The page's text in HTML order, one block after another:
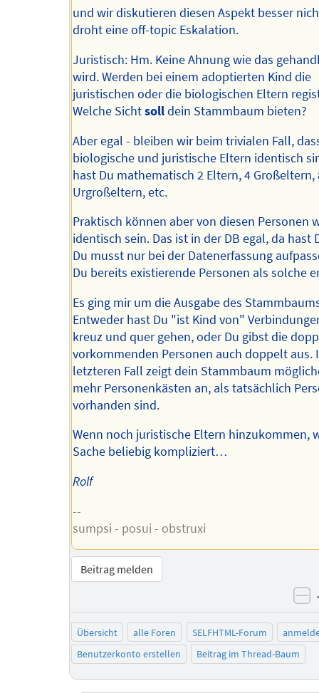
und wir diskutieren diesen Aspekt besser
droht eine off-topic Eskalation.
Juristisch: Hm. Keine Ahnung wie das
wird. Werden bei einem adoptierten Kind die
juristischen oder die biologischen Eltern
Welche Sichtsolldein Stammbaum bieten?
Aber egal - bleiben wir beim trivialen Fall,
biologische und juristische Eltern identisch
hast Du mathematisch 2 Eltern, 4 Großeltern,
Urgroßeltern, etc.
Praktisch können aber von diesen Personen
identisch sein. Das ist in der DB egal, da hast
Du musst nur bei der Datenerfassung
Du bereits existierende Personen als solche
Es ging mir um die Ausgabe des
Entweder hast Du "ist Kind von"
kreuz und quer gehen, oder Du gibst die
vorkommenden Personen auch doppelt aus.
letzteren Fall zeigt dein Stammbaum
mehr Personenkästen an, als tatsächlich
vorhanden sind.
Wenn noch juristische Eltern hinzukommen,
Sache beliebig kompliziert…
Rolf
--
sumpsi - posui - obstruxi
Beitrag melden
Übersicht alle Foren SELFHTML-Forum
Benutzerkonto erstellen
Beitrag im Thread-Baum